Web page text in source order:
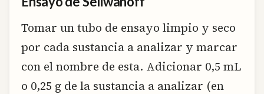
Tomar un tubo de ensayo limpio y seco
por cada sustancia a analizar y marcar
con el nombre de esta. Adicionar 0,5 mL
o 0,25 g de la sustancia a analizar (en